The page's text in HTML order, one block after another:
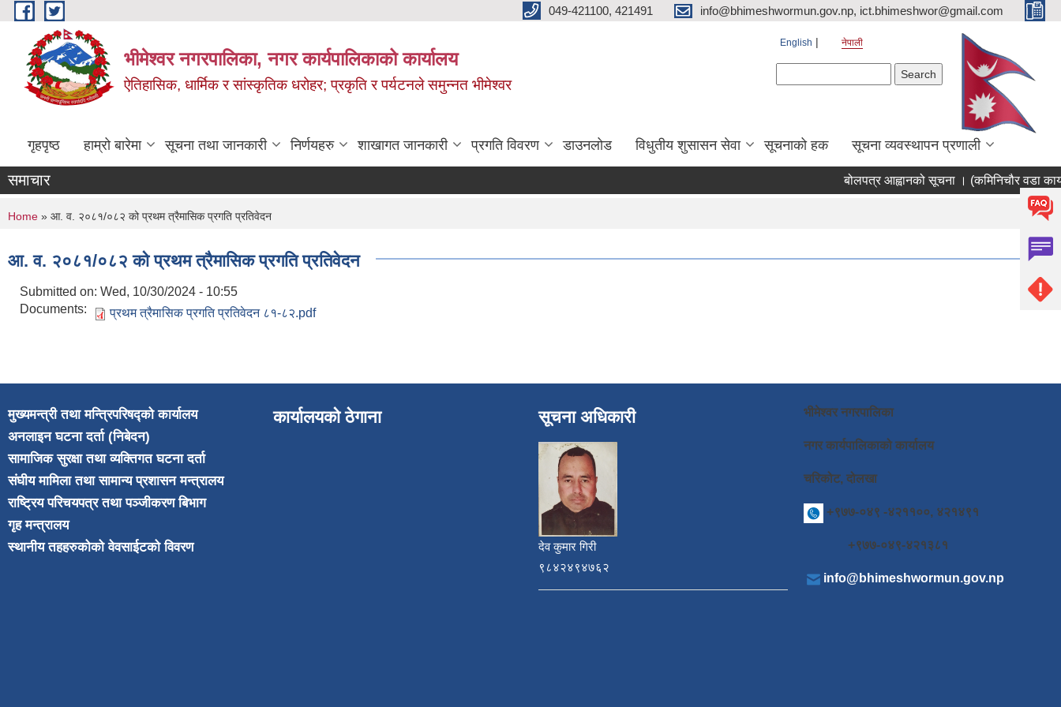
Skip to main content 049-421100, 421491 info@bhimeshwormun.gov.np, ict.bhimeshwor@gmail.com
भीमेश्वर नगरपालिका, नगर कार्यपालिकाको कार्यालय
ऐतिहासिक, धार्मिक र सांस्कृतिक धरोहर; प्रकृति र पर्यटनले समुन्नत भीमेश्वर
English नेपाली
गृहपृष्ठ हाम्रो बारेमा सूचना तथा जानकारी निर्णयहरु शाखागत जानकारी प्रगति विवरण डाउनलोड विधुतीय शुसासन सेवा सूचनाको हक सूचना व्यवस्थापन प्रणाली
समाचार बोलपत्र आह्वानको सूचना । (कमिनिचौर वडा
You are here
Home » आ. व. २०८१/०८२ को प्रथम त्रैमासिक प्रगति प्रतिवेदन
आ. व. २०८१/०८२ को प्रथम त्रैमासिक प्रगति प्रतिवेदन
Submitted on: Wed, 10/30/2024 - 10:55
Documents:
प्रथम त्रैमासिक प्रगति प्रतिवेदन ८१-८२.pdf
मुख्यमन्त्री तथा मन्त्रिपरिषद्को कार्यालय
अनलाइन घटना दर्ता (निबेदन)
सामाजिक सुरक्षा तथा व्यक्तिगत घटना दर्ता
संघीय मामिला तथा सामान्य प्रशासन मन्त्रालय
राष्ट्रिय परिचयपत्र तथा पञ्जीकरण बिभाग
गृह मन्त्रालय
स्थानीय तहहरुकोको वेवसाईटको विवरण
कार्यालयको ठेगाना सूचना अधिकारी
देव कुमार गिरी
९८४२४९४७६२
भीमेश्वर नगरपालिका
नगर कार्यपालिकाको कार्यालय
चरिकोट, दोलखा
+९७७-०४९ -४२११००, ४२१४९१
+९७७-०४९-४२१३८१
info@bhimeshwormun.gov.np